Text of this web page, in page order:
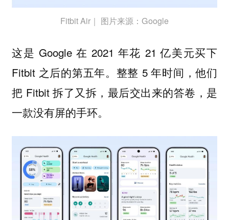
Fitbit Air｜ 图片来源：Google
这是 Google 在 2021 年花 21 亿美元买下
Fitbit 之后的第五年。整整 5 年时间，他们
把 Fitbit 拆了又拆，最后交出来的答卷，是
一款没有屏的手环。